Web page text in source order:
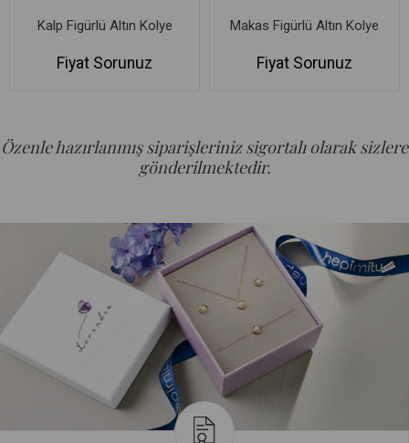
Kalp Figürlü Altın Kolye
Fiyat Sorunuz
Makas Figürlü Altın Kolye
Fiyat Sorunuz
Özenle hazırlanmış siparişleriniz sigortalı olarak sizlere
gönderilmektedir.